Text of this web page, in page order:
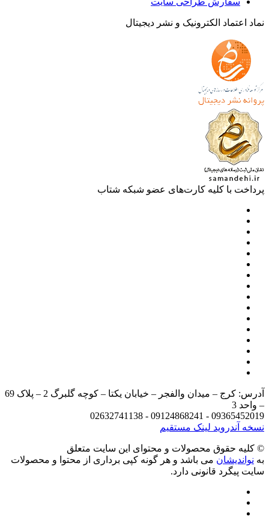
الکترونیک و نشر دیجیتال
کلیه کارت‌های عضو شبکه شتاب
آدرس: کرج – میدان والفجر – خیابان یکتا – کوچه گلبرگ 2 – پلاک 69
09365452019 -
لینک مستقیم
محصولات و محتوای اين سایت متعلق
می باشد و هر گونه کپی برداری از محتوا و محصولات
قانونی دارد.